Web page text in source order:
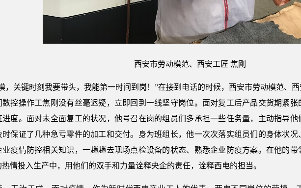
西安市劳动模范、西安工匠 焦刚
，关键时刻我要带头，我能第一时间到岗！”在接到电话的时候，西安市劳动模范、
数控操作工焦刚没有丝毫迟疑，立即回到一线坚守岗位。面对复工后产品交货期紧
进度。面对未全面复工的状况，他号召在岗的组员们多承担一些任务量，主动指导
时保证了几种急亏零件的加工和交付。身为班组长，他一次次落实组员们的身体状
业疫情防控相关知识，一趟趟去现场点检设备的状态、熟悉企业防疫方案。在他的
情投入生产中，用他们的双手和力量诠释央企的责任，诠释西电的担当。